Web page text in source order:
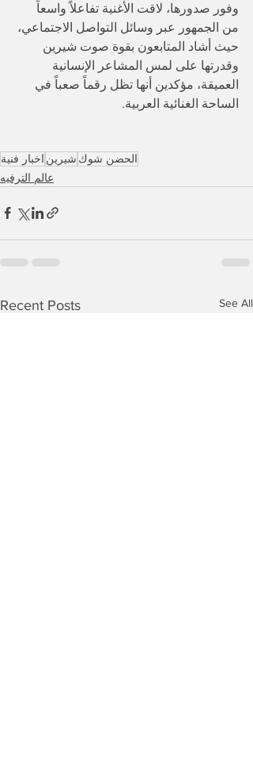
وفور صدورها، لاقت الأغنية تفاعلاً واسعاً
من الجمهور عبر وسائل التواصل الاجتماعي،
حيث أشاد المتابعون بقوة صوت شيرين
وقدرتها على لمس المشاعر الإنسانية
العميقة، مؤكدين أنها تظل رقماً صعباً في
الساحة الغنائية العربية.
اخبار فنية شيرين الحضن شوك
عالم الترفيه
Recent Posts See All